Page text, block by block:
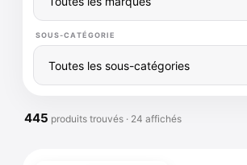
SOUS-CATÉGORIE
445 produits trouvés · 24 affichés